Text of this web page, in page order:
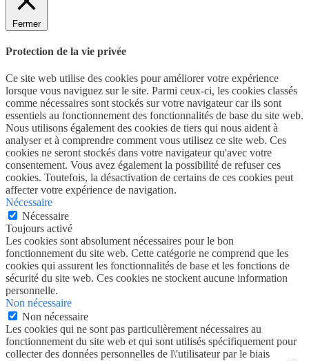
Fermer
Protection de la vie privée
Ce site web utilise des cookies pour améliorer votre expérience
lorsque vous naviguez sur le site. Parmi ceux-ci, les cookies classés
comme nécessaires sont stockés sur votre navigateur car ils sont
essentiels au fonctionnement des fonctionnalités de base du site web.
Nous utilisons également des cookies de tiers qui nous aident à
analyser et à comprendre comment vous utilisez ce site web. Ces
cookies ne seront stockés dans votre navigateur qu'avec votre
consentement. Vous avez également la possibilité de refuser ces
cookies. Toutefois, la désactivation de certains de ces cookies peut
affecter votre expérience de navigation.
Nécessaire
Nécessaire
Toujours activé
Les cookies sont absolument nécessaires pour le bon
fonctionnement du site web. Cette catégorie ne comprend que les
cookies qui assurent les fonctionnalités de base et les fonctions de
sécurité du site web. Ces cookies ne stockent aucune information
personnelle.
Non nécessaire
Non nécessaire
Les cookies qui ne sont pas particulièrement nécessaires au
fonctionnement du site web et qui sont utilisés spécifiquement pour
collecter des données personnelles de l\'utilisateur par le biais